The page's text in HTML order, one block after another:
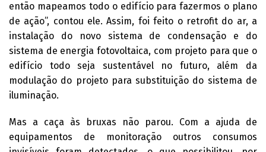
então mapeamos todo o edifício para fazermos o plano
de ação”, contou ele. Assim, foi feito o retrofit do ar, a
instalação do novo sistema de condensação e do
sistema de energia fotovoltaica, com projeto para que o
edifício todo seja sustentável no futuro, além da
modulação do projeto para substituição do sistema de
iluminação.
Mas a caça às bruxas não parou. Com a ajuda de
equipamentos de monitoração outros consumos